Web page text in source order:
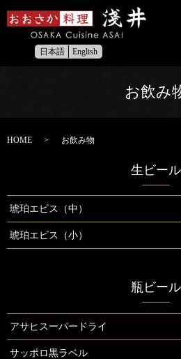
日本語 English
お飲み
HOME お飲み物
生ビール
琥珀エビス（中）
琥珀エビス（小）
瓶ビール
アサヒスーパードライ
サッポロ黒ラベル